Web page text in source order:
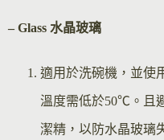
– Glass 水晶玻璃
適用於洗碗機，並使
溫度需低於50℃。且
潔精，以防水晶玻璃